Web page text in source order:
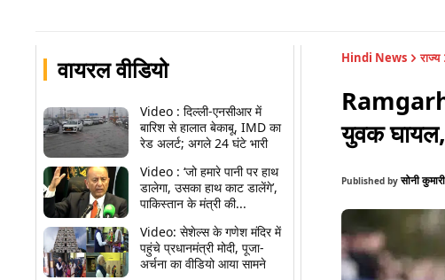
वायरल वीडियो
Video : दिल्ली-एनसीआर में
बारिश से हालात बेकाबू, IMD का
रेड अलर्ट; अगले 24 घंटे भारी
Video : ‘जो हमारे पानी पर हाथ
डालेगा, उसका हाथ काट डालेंगे’,
पाकिस्तान के मंत्री की...
Video: सेशेल्स के गणेश मंदिर में
पहुंचे प्रधानमंत्री मोदी, पूजा-
अर्चना का वीडियो आया सामने
Hindi News राज्य
Ramgarh
युवक
Published by सोनी कुमारी